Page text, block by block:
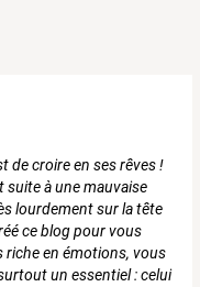
de croire en ses rêves !
suite à une mauvaise
lourdement sur la tête
ce blog pour vous
en émotions, vous
un essentiel : celui